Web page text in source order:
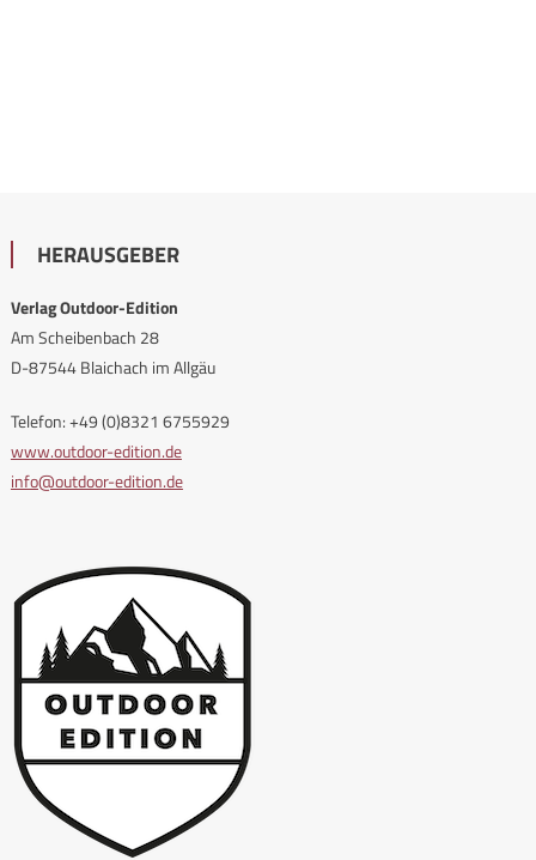
HERAUSGEBER
Verlag Outdoor-Edition
Am Scheibenbach 28
D-87544 Blaichach im Allgäu
Telefon: +49 (0)8321 6755929
www.outdoor-edition.de
info@outdoor-edition.de